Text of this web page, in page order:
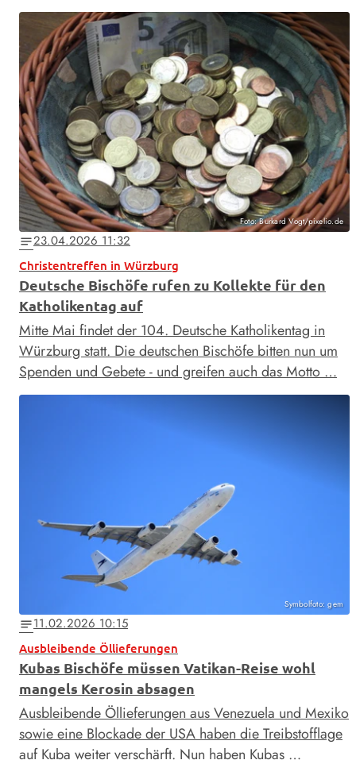
Foto: Burkard Vogt/pixelio.de
notes23.04.2026 11:32
Christentreffen in Würzburg
Deutsche Bischöfe rufen zu Kollekte für den
Katholikentag auf
Mitte Mai findet der 104. Deutsche Katholikentag in
Würzburg statt. Die deutschen Bischöfe bitten nun um
Spenden und Gebete - und greifen auch das Motto …
Symbolfoto: gem
notes11.02.2026 10:15
Ausbleibende Öllieferungen
Kubas Bischöfe müssen Vatikan-Reise wohl
mangels Kerosin absagen
Ausbleibende Öllieferungen aus Venezuela und Mexiko
sowie eine Blockade der USA haben die Treibstofflage
auf Kuba weiter verschärft. Nun haben Kubas …